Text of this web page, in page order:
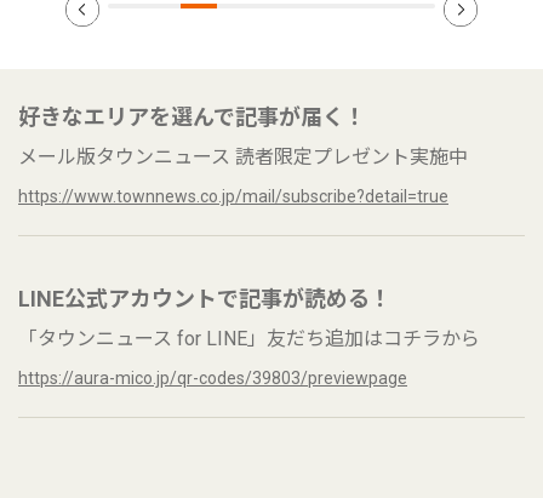
好きなエリアを選んで記事が届く！
メール版タウンニュース 読者限定プレゼント実施中
https://www.townnews.co.jp/mail/subscribe?detail=true
LINE公式アカウントで記事が読める！
「タウンニュース for LINE」友だち追加はコチラから
https://aura-mico.jp/qr-codes/39803/previewpage